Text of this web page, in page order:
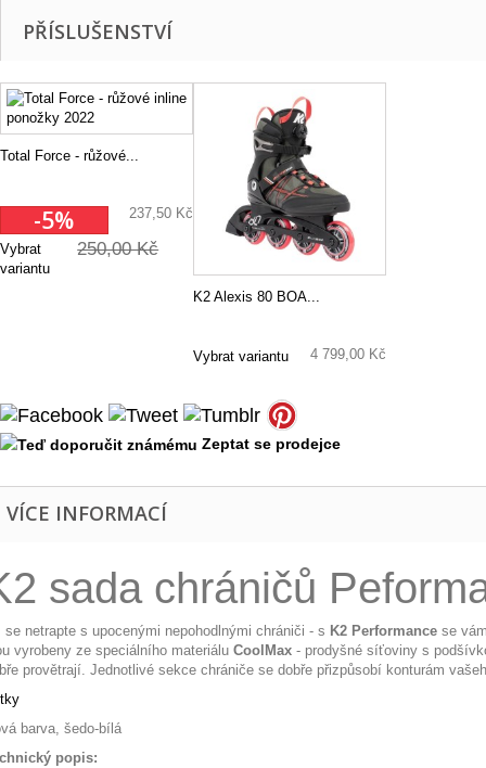
PŘÍSLUŠENSTVÍ
Total Force - růžové...
237,50 Kč
-5%
250,00 Kč
Vybrat
variantu
K2 Alexis 80 BOA...
4 799,00 Kč
Vybrat variantu
Zeptat se prodejce
VÍCE INFORMACÍ
sada chráničů
se netrapte s upocenými nepohodlnými chrániči - s K2 Performance se
vyrobeny ze speciálního materiálu CoolMax - prodyšné síťoviny s
provětrají. Jednotlivé sekce chrániče se dobře přizpůsobí konturám
barva, šedo-bílá
popis: